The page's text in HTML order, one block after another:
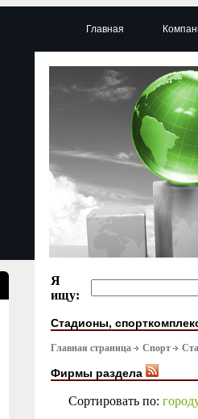
Главная
Я
ищу:
Стадионы,
Главная страница Спорт
Фирмы раздела
Сортировать по: